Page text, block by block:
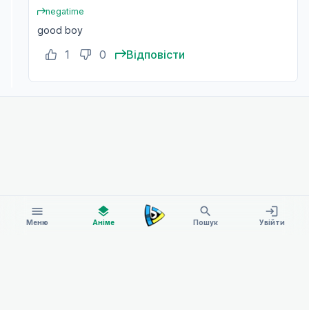
menu
Меню
layers
Аніме
search
Пошук
login
Увійти
negatime
good boy
1 0 Відповісти